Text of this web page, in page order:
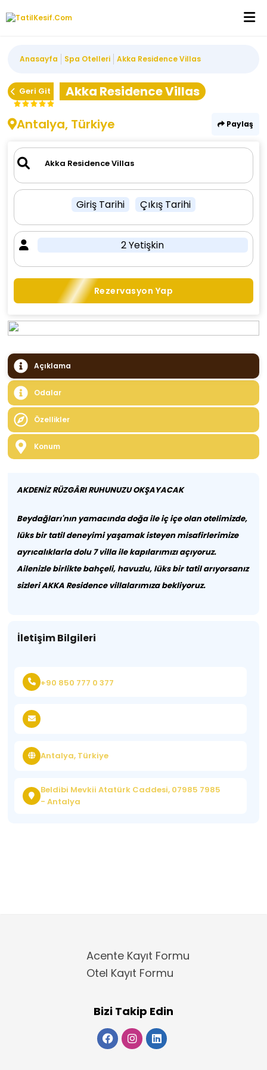
Anasayfa Spa Otelleri Akka Residence Villas
Geri Git
Akka Residence Villas
Antalya, Türkiye
Paylaş
Giriş Tarihi Çıkış Tarihi
2 Yetişkin
Rezervasyon Yap
Açıklama
Odalar
Özellikler
Konum
AKDENİZ RÜZGÂRI RUHUNUZU OKŞAYACAK
Beydağları'nın yamacında doğa ile iç içe olan otelimizde,
lüks bir tatil deneyimi yaşamak isteyen misafirlerimize
ayrıcalıklarla dolu 7 villa ile kapılarımızı açıyoruz.
Ailenizle birlikte bahçeli, havuzlu, lüks bir tatil arıyorsanız
sizleri AKKA Residence villalarımıza bekliyoruz.
İletişim Bilgileri
+90 850 777 0 377
Antalya, Türkiye
Beldibi Mevkii Atatürk Caddesi, 07985 7985
- Antalya
Acente Kayıt Formu
Otel Kayıt Formu
Bizi Takip Edin